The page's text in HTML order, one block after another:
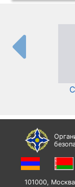
101000,